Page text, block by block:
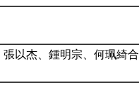
以杰、鍾明宗、何珮綺